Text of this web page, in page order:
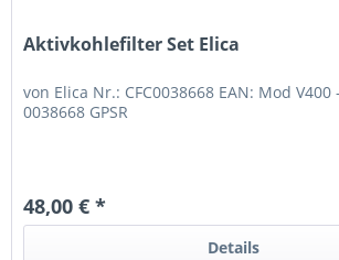
Aktivkohlefilter Set Elica
von Elica Nr.: CFC0038668 EAN: Mod V400
0038668 GPSR
48,00 € *
Details